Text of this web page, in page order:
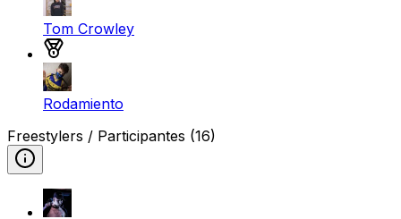
Tom Crowley
Rodamiento
Freestylers / Participantes (16)